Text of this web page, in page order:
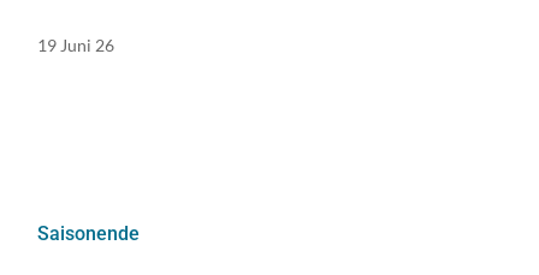
19 Juni 26
Saisonende